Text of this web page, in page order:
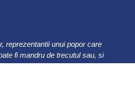
reprezentantii unui popor care
fi mandru de trecutul sau, si
mare incredere in viitorul sau.